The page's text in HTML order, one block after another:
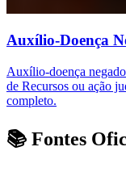
Auxílio-Doença
Auxílio-doença
de Recursos ou ação
completo.
📚 Fontes